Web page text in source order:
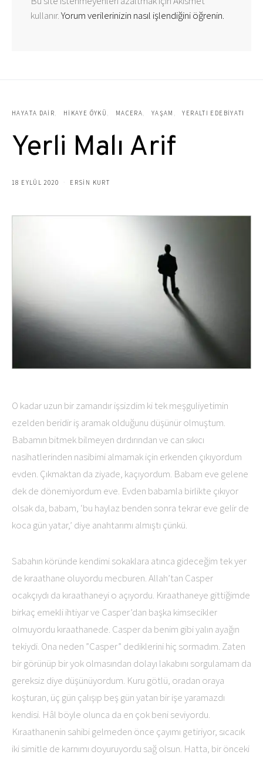
kullanır.Yorum verilerinizin nasıl işlendiğini öğrenin.
HAYATA DAIR HIKAYE ÖYKÜ MACERA YAŞAM YERALTI EDEBIYATI
Yerli Malı Arif
18 EYLÜL 2020 ERSIN KURT
O kadar uzun bir zamandır işsizdim ki tek meşguliyetimin
ezelden beridir iş aramak olduğunu düşünür olmuştum.
Babamın bitmek bilmeyen dırdırından ve can sıkıcı
nasihatlerinden nasibimi almamak için erkenden çıkıyordum
evden. Çıkmaktan da ziyade, kaçıyordum. Babam eve gelene
dek de dönemiyordum eve. Evden babamla birlikte çıkıyor
olsak da, babam, ‘bu haylaz benden sonra tekrar eve gelir de
koca gün yatar,’ diye anahtarımı almıştı çünkü.
Sabahın köründe kendimi sokaklara atınca gideceğim tek yer
de kıraathane oluyordu mecburen. Allah’tan Casper
ocakçıydı da kıraathaneyi o açıyordu. Kıraathaneye gittiğimde
birkaç emekli ihtiyar ve Casper’dan başka kimsecikler
olmuyordu kıraathanede. Casper da benim gibi yalın ayağın
tekiydi. Ona neden ”Casper” dediklerini hiç sormadım. Zaten
bir görünüp bir yok olmasından dolayı lakabını sorgulamam da
gereksiz diye düşünüyordum. Kuru götlü, oradan oraya
koşturan, üç gün çalışıp beş gün yatan bir işe yaramazdı
kendisi. Hâl böyle olunca da en çok beni seviyordu.
Kıraathanenin sahibi gelmeden önce çayımı getiriyor, sıcacık
iki simitle de karnımı doyuruyordu sağ olsun. Hatta, bir önceki